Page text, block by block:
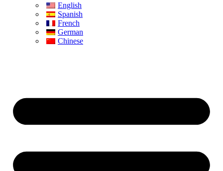
English
Spanish
French
German
Chinese